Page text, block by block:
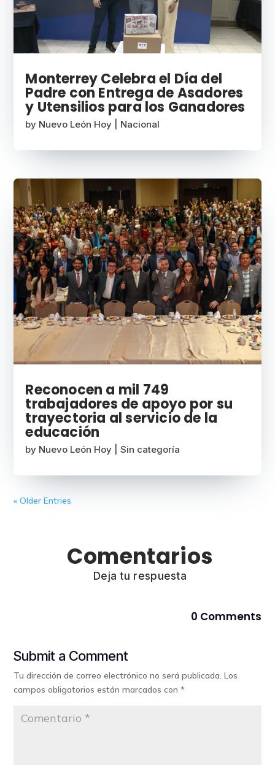
Monterrey Celebra el Día del
Padre con Entrega de Asadores
y Utensilios para los Ganadores
by Nuevo León Hoy Nacional
Reconocen a mil 749
trabajadores de apoyo por su
trayectoria al servicio de la
educación
by Nuevo León Hoy |Sin categoría
« Older Entries
Comentarios
Deja tu respuesta
0 Comments
Submit a Comment
Tu dirección de correo electrónico no será publicada. Los
campos obligatorios están marcados con*